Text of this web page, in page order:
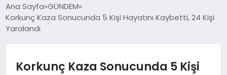
SPOR
Ana Sayfa GÜNDEM
Korkunç Kaza Sonucunda 5 Kişi Hayatını Kaybetti, 24 Kişi
Yaralandı
Korkunç Kaza Sonucunda 5 Kişi